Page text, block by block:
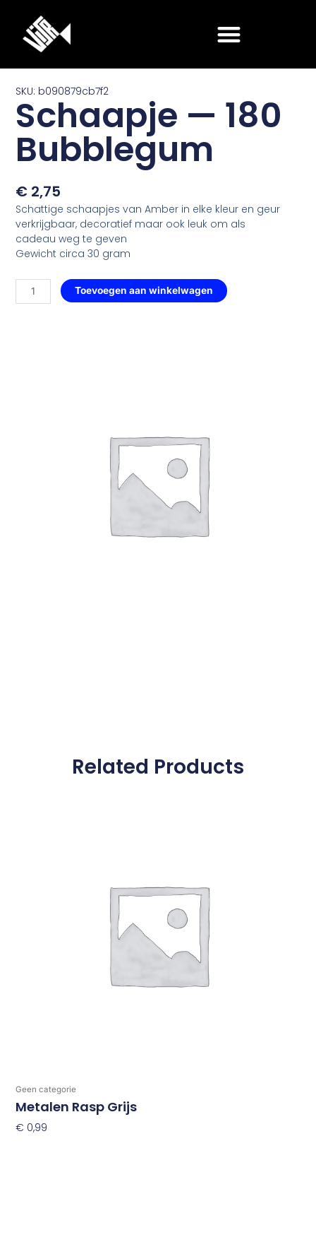
SKU: b090879cb7f2
Schaapje — 180
Bubblegum
€ 2,75
Schattige schaapjes van Amber in elke kleur en geur
verkrijgbaar, decoratief maar ook leuk om als
cadeau weg te geven
Gewicht circa 30 gram
Schaapje
—
Toevoegen aan winkelwagen
Related Products
Geen categorie
Metalen Rasp Grijs
€ 0,99